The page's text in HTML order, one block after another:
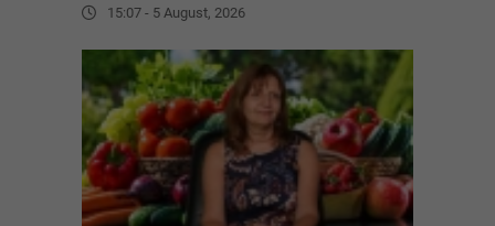
15:07 - 5 August, 2026